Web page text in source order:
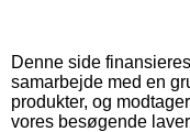
Denne side
samarbejde med en
produkter, og
vores besøgende